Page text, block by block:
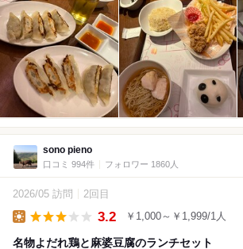
sono pieno
口コミ 994件 フォロワー 1860人
2026/05 訪問 2回目
3.2 ￥1,000～￥1,999/1人
名物よだれ鶏と麻婆豆腐のランチセット